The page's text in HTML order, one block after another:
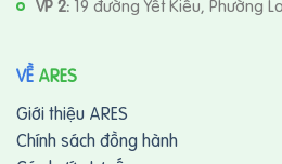
VP 2: 19 đường Yết Kiêu, Phường
VỀ ARES
Giới thiệu ARES
Chính sách đồng hành